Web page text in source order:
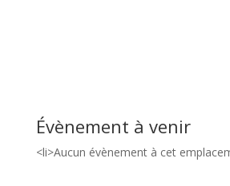
Évènement à venir
<li>Aucun évènement à cet